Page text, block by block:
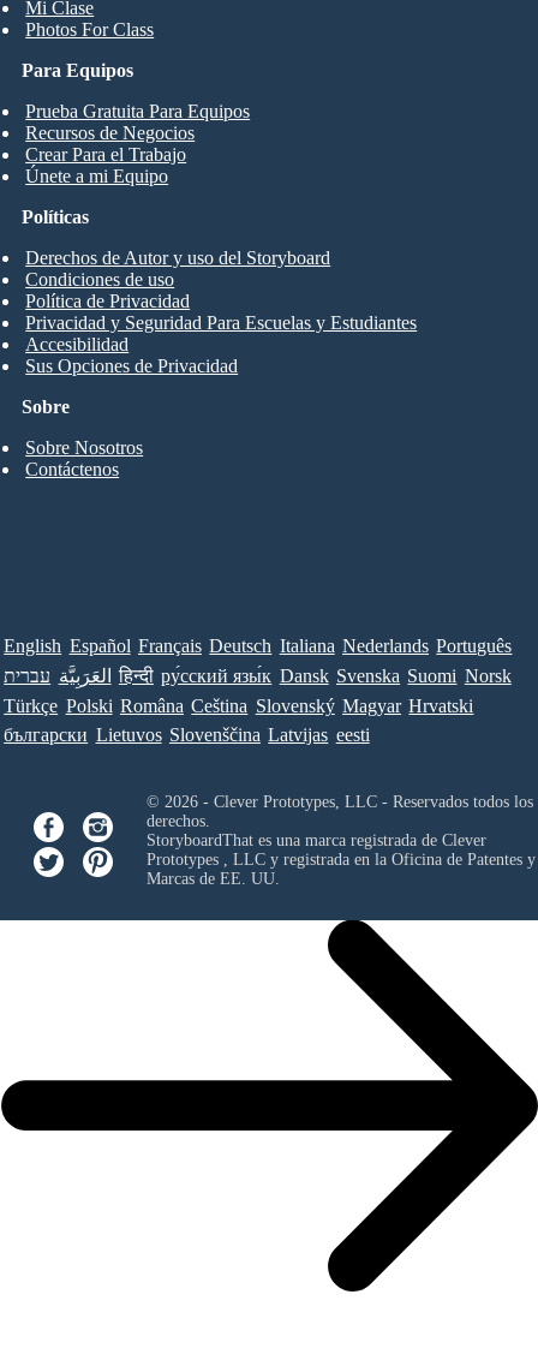
Mi Clase
Photos For Class
Para Equipos
Prueba Gratuita Para Equipos
Recursos de Negocios
Crear Para el Trabajo
Únete a mi Equipo
Sobre
Sobre Nosotros
Contáctenos
Políticas
Derechos de Autor y uso del Storyboard
Condiciones de uso
Política de Privacidad
Privacidad y Seguridad Para Escuelas y Estudiantes
Accesibilidad
Sus Opciones de Privacidad
English Español Français Deutsch Italiana Nederlands Português
עברית العَرَبِيَّة हिन्दी ру́сский язы́к Dansk Svenska Suomi Norsk
Türkçe Polski Româna Ceština Slovenský Magyar Hrvatski
български Lietuvos Slovenščina Latvijas eesti
© 2026 - Clever Prototypes, LLC - Reservados todos los
derechos.
StoryboardThat es una marca registrada de Clever
Prototypes , LLCy registrada en la Oficina de Patentes y
Marcas de EE. UU.